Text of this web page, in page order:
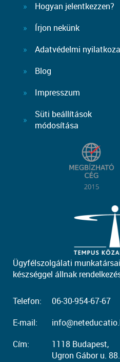
Hogyan jelentkezzen?
Írjon nekünk
Adatvédelmi
Blog
Impresszum
Süti beállítások
módosítása
Ügyfélszolgálati
készséggel állnak
Telefon:
06-30-954-67-67
E-mail:
Cím:
1118 Budapest,
Ugron Gábor u.